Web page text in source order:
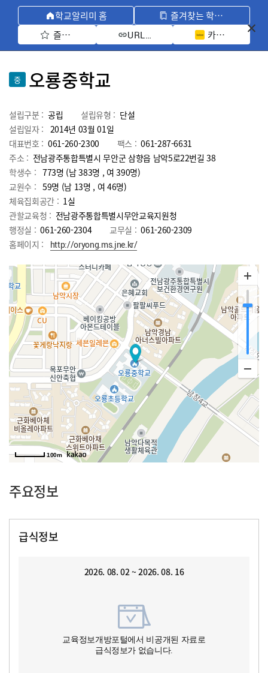
학교알리미 홈
즐겨찾는 학교 모아보기
즐겨찾기 선택
URL 복사 카카오톡 공유
중 오룡중학교
설립구분 : 공립 설립유형 : 단설
설립일자 : 2014년 03월 01일
대표번호 : 061-260-2300 팩스 : 061-287-6631
주소 : 전남광주통합특별시 무안군 삼향읍 남악5로22번길 38
학생수 : 773명 (남 383명 , 여 390명)
교원수 : 59명 (남 13명 , 여 46명)
체육집회공간 : 1실
관할교육청 : 전남광주통합특별시무안교육지원청
행정실 : 061-260-2304 교무실 : 061-260-2309
홈페이지 :
http://oryong.ms.jne.kr/
100m
주요정보
급식정보
2026. 08. 02 ~ 2026. 08. 16
교육정보개방포털에서 비공개된 자료로
급식정보가 없습니다.